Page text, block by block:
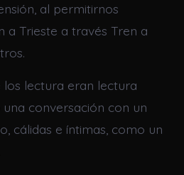
al permitirnos
a Trieste a través Tren a
los lectura eran lectura
conversación con un
cálidas e íntimas, como un